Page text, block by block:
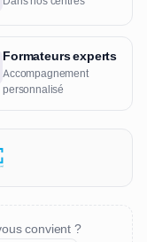
Formateurs experts
Accompagnement
personnalisé
convient ?